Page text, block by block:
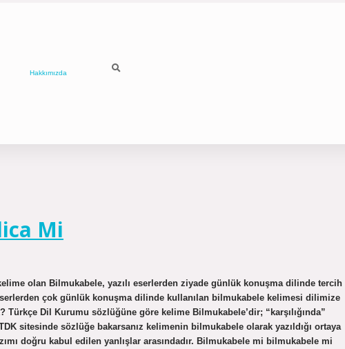
Hakkımızda
Mi
olan Bilmukabele, yazılı eserlerden ziyade günlük konuşma dilinde tercih
çok günlük konuşma dilinde kullanılan bilmukabele kelimesi dilimize
Dil Kurumu sözlüğüne göre kelime Bilmukabele’dir; “karşılığında”
sitesinde sözlüğe bakarsanız kelimenin bilmukabele olarak yazıldığı ortaya
doğru kabul edilen yanlışlar arasındadır. Bilmukabele mi bilmukabele mi